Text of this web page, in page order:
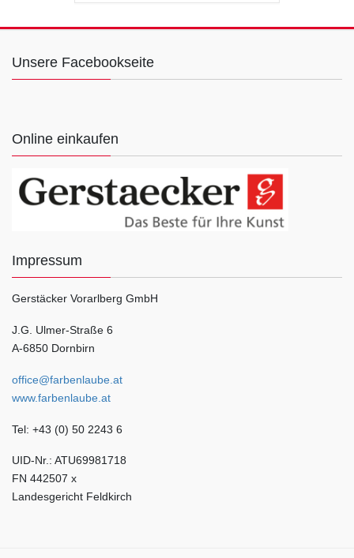
Unsere Facebookseite
Online einkaufen
Impressum
Gerstäcker Vorarlberg GmbH
J.G. Ulmer-Straße 6
A-6850 Dornbirn
office@farbenlaube.at
www.farbenlaube.at
Tel: +43 (0) 50 2243 6
UID-Nr.: ATU69981718
FN 442507 x
Landesgericht Feldkirch